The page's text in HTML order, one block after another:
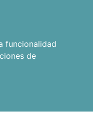
funcionalidad
de